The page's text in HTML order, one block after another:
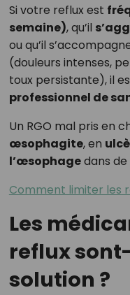
Si votre reflux est
semaine), qu’il
ou qu’il
(douleurs intenses,
toux persistante), il
professionnel de
Un RGO mal pris en
œsophagite, en
l’œsophagedans de
Comment limiter les
Les
reflux
solution ?